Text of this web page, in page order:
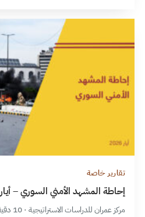
تقارير خاصة
إحاطة المشهد الأمني السوري – أيار 2026
مركز عمران للدراسات الاستراتيجية · 10 دقيقة